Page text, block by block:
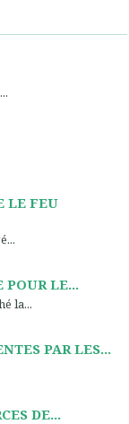
LE FEU
POUR LE...
la...
PAR LES...
DE...